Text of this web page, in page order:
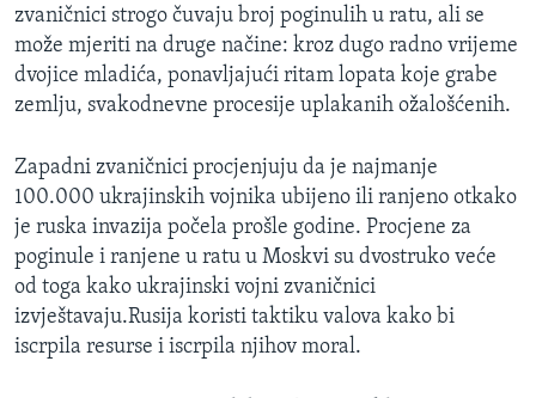
zvaničnici strogo čuvaju broj poginulih u ratu, ali se
može mjeriti na druge načine: kroz dugo radno vrijeme
dvojice mladića, ponavljajući ritam lopata koje grabe
zemlju, svakodnevne procesije uplakanih ožalošćenih.
Zapadni zvaničnici procjenjuju da je najmanje
100.000 ukrajinskih vojnika ubijeno ili ranjeno otkako
je ruska invazija počela prošle godine. Procjene za
poginule i ranjene u ratu u Moskvi su dvostruko veće
od toga kako ukrajinski vojni zvaničnici
izvještavaju.Rusija koristi taktiku valova kako bi
iscrpila resurse i iscrpila njihov moral.